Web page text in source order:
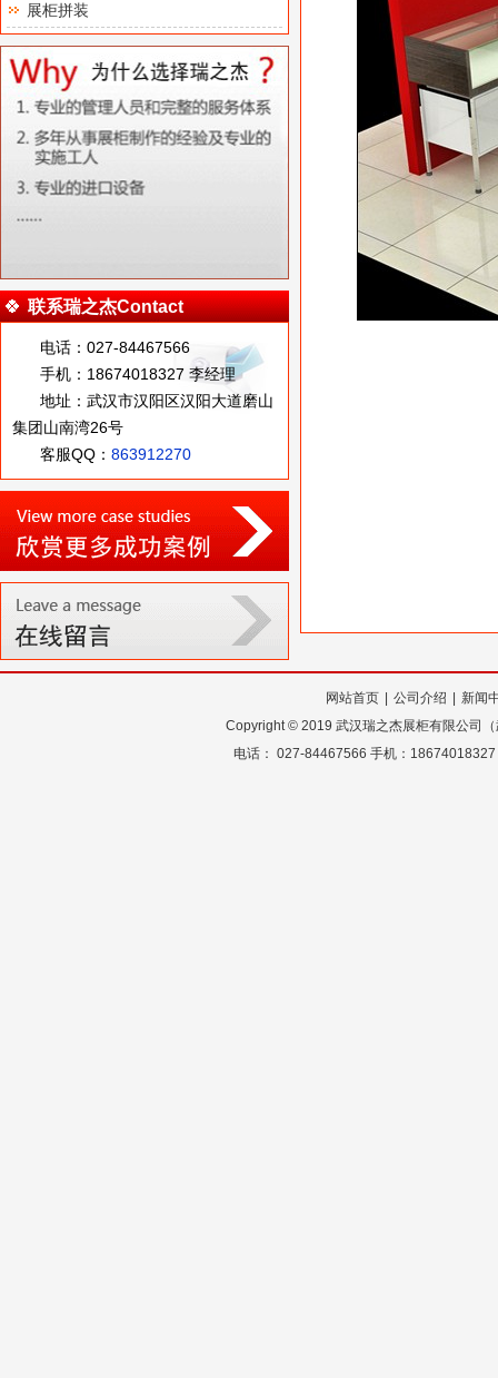
展柜拼装
联系瑞之杰Contact
电话：027-84467566
手机：18674018327 李经理
地址：武汉市汉阳区汉阳大道磨山
集团山南湾26号
客服QQ： 863912270
网站首页 公司介绍
新闻
Copyright© 2019 武汉瑞之杰展柜有限公司
电话： 027-84467566 手机：